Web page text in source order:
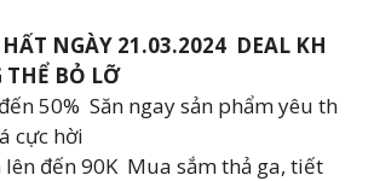
NGÀY 21.03.2024 DEAL KH
BỎ LỠ
50% Săn ngay sản phẩm yêu th
cực hời
lên đến 90K Mua sắm thả ga, tiết